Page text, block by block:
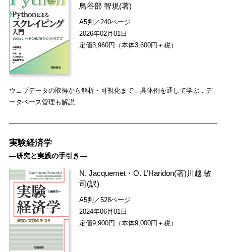
鳥谷部 智規(著)
A5判／240ページ
2026年02月01日
定価3,960円（本体3,600円＋税）
ウェブデータの取得から解析・可視化まで，具体例を通して学ぶ．デ
ータベース管理も解説
実験経済学
―研究と実践の手引き―
N. Jacquemet ・O. L’Haridon(著) 川越 敏
司(訳)
A5判／528ページ
2024年06月01日
定価9,900円（本体9,000円＋税）